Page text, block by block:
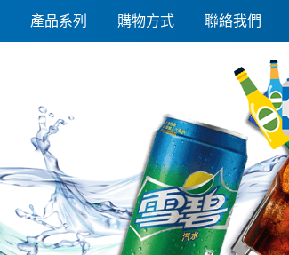
產品系列 購物方式 聯絡我們